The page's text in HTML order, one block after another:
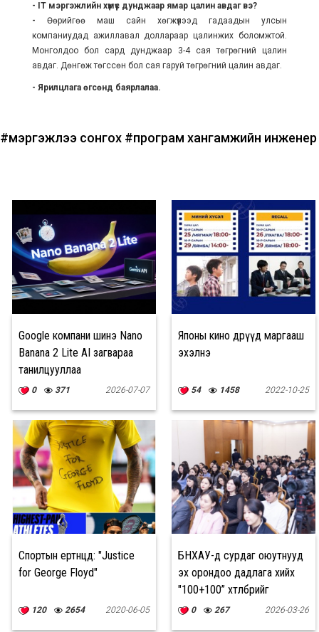
- IT мэргэжлийн хүмүүс дунджаар ямар цалин авдаг вэ?
- Өөрийгөө маш сайн хөгжүүлээд гадаадын улсын
компаниудад ажиллавал доллараар цалинжих боломжтой.
Монголдоо бол сард дунджаар 3-4 сая төгрөгний цалин
авдаг. Дөнгөж төгссөн бол сая гаруй төгрөгний цалин авдаг.
- Ярилцлага өгсөнд баярлалаа.
#мэргэжлээ сонгох #програм хангамжийн инженер
Google компани шинэ Nano
Banana 2 Lite AI загвараа
танилцууллаа
0 371 2026-07-07
Японы кино өдрүүд маргааш
эхэлнэ
54 1458 2022-10-25
Спортын ертөнцөд: "Justice
for George Floyd"
120 2654 2020-06-05
БНХАУ-д сурдаг оюутнууд
эх орондоо дадлага хийх
"100+100” хөтөлбөрийг
эхлүүлнэ
0 267 2026-03-26